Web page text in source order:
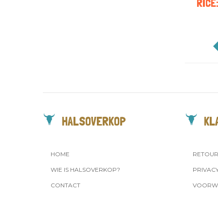
HALSOVERKOP
HOME
WIE IS HALSOVERKOP?
CONTACT